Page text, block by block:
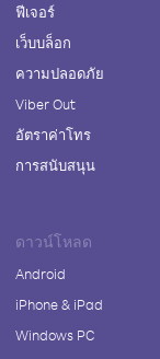
ฟีเจอร์
เว็บบล็อก
ความปลอดภัย
Viber Out
อัตราค่าโทร
การสนับสนุน
ดาวน์โหลด
Android
iPhone & iPad
Windows PC